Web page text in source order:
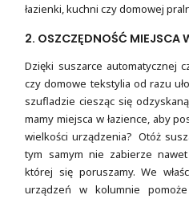
łazienki, kuchni czy domowej
2. OSZCZĘDNOŚĆ MIEJSCA
Dzięki suszarce automatycznej
czy domowe tekstylia od razu
szufladzie ciesząc się
mamy miejsca w łazience, aby
wielkości urządzenia? Otóż
tym samym nie zabierze
której się poruszamy. We
urządzeń w kolumnie